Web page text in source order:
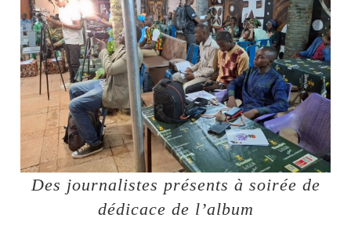
Des journalistes présents à soirée de
dédicace de l’album